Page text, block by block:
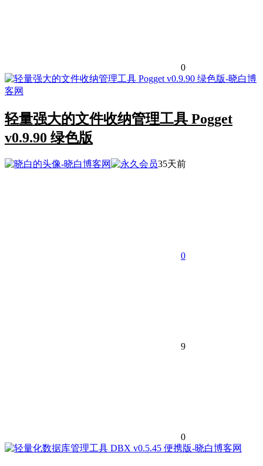
0
轻量强大的文件收纳管理工具 Pogget
v0.9.90 绿色版
35天前
0
9
0